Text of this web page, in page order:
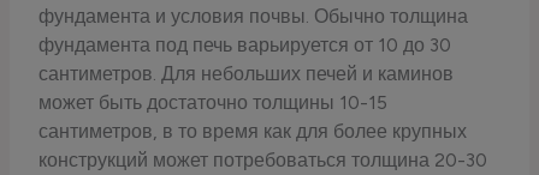
фундамента и условия почвы. Обычно толщина
фундамента под печь варьируется от 10 до 30
сантиметров. Для небольших печей и каминов
может быть достаточно толщины 10-15
сантиметров, в то время как для более крупных
конструкций может потребоваться толщина 20-30